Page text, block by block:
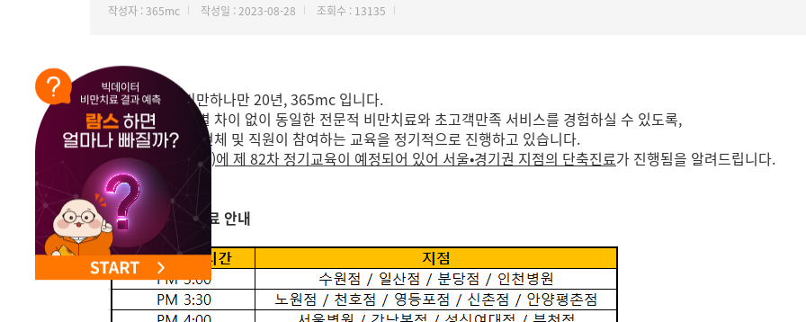
작성자 : 365mc 작성일 : 2023-08-28 조회수 : 13135
안녕하세요. 비만하나만 20년, 365mc 입니다.
365mc는 지점별 차이 없이 동일한 전문적 비만치료와 초고객만족 서비스를 경험하실 수 있도록,
365mc 의료진 전체 및 직원이 참여하는 교육을 정기적으로 진행하고 있습니다.
오는 9 월 13일(수)에 제 82차 정기교육이 예정되어 있어 서울•경기권 지점의 단축진료가 진행됨을 알려드립니다.
※지점별 단축진료 안내